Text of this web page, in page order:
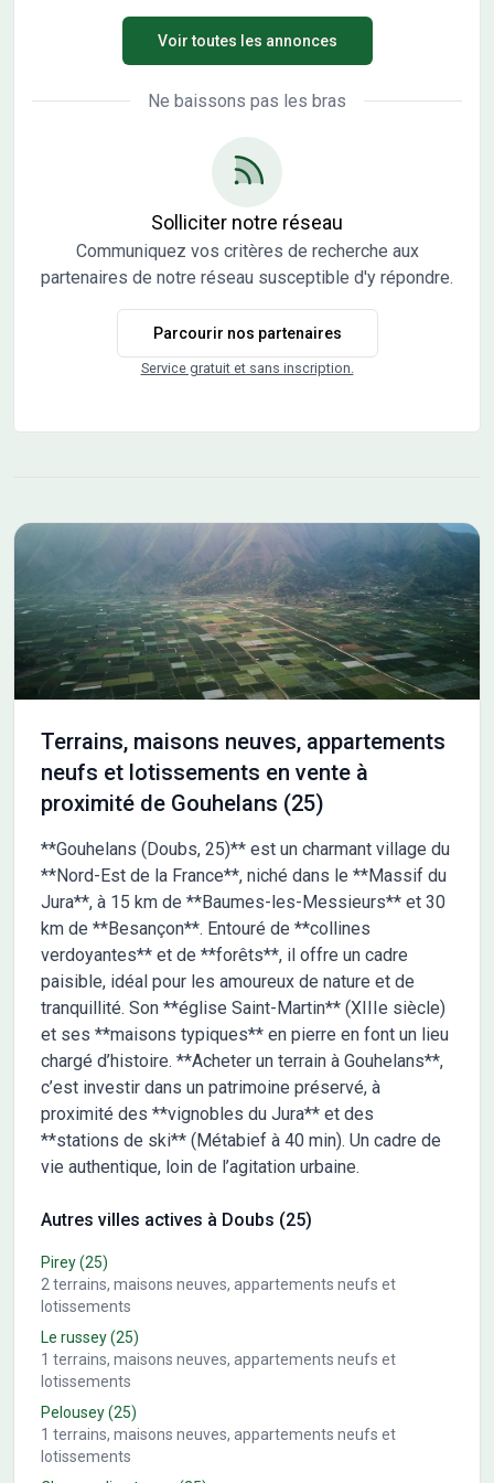
Pouilley-Français offre un cadre de vie agréable. Village
authentique, Pouilley-Français propose à ses habitants
une charmante église néo-classique construite dans les
années 1838-1841. Commune ouverte sur la nature, elle
d'une situation idéale. À proximité du centre historique du
village et des grands axes principaux, ce lotissement
commodités et services sont accessibles à proximité. Le
site La Clé des Champs compte 42 terrains à bâtir
viabilisés dont 1 terrain intermédiaire et 1 terrain réservé
à des constructions gr Les informations sur l'état des
risques auxquels ce bien est exposé sont disponibles sur
Voir toutes les annonces
Ne baissons pas les bras
Solliciter notre réseau
Communiquez vos critères de recherche aux
partenaires de notre réseau susceptible d'y répondre.
Parcourir nos partenaires
Service gratuit et sans inscription.
Terrains, maisons neuves, appartements
neufs et lotissements en vente à
proximité de Gouhelans (25)
**Gouhelans (Doubs, 25)** est un charmant village du
**Nord-Est de la France**, niché dans le **Massif du
Jura**, à 15 km de **Baumes-les-Messieurs** et 30
km de **Besançon**. Entouré de **collines
verdoyantes** et de **forêts**, il offre un cadre
paisible, idéal pour les amoureux de nature et de
tranquillité. Son **église Saint-Martin** (XIIIe siècle)
et ses **maisons typiques** en pierre en font un lieu
chargé d’histoire. **Acheter un terrain à Gouhelans**,
c’est investir dans un patrimoine préservé, à
proximité des **vignobles du Jura** et des
**stations de ski** (Métabief à 40 min). Un cadre de
vie authentique, loin de l’agitation urbaine.
Autres villes actives à Doubs (25)
Pirey(25)
2terrains, maisons neuves, appartements neufs et
lotissements
Le russey(25)
1 terrains, maisons neuves, appartements neufs et
lotissements
Pelousey(25)
1 terrains, maisons neuves, appartements neufs et
lotissements